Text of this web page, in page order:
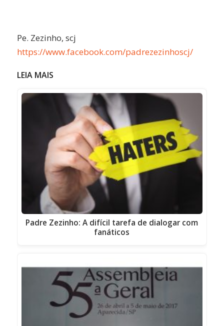
Pe. Zezinho, scj
https://www.facebook.com/padrezezinhoscj/
LEIA MAIS
Padre Zezinho: A difícil tarefa de dialogar com
fanáticos